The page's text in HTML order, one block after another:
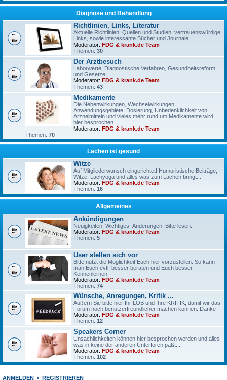
Diagnose und Behandlung
Richtlinien, Links, Literatur
Aktuelle Richtlinien, Quellen und Studien, vertrauenswürdige
Links, sowie interessante Bücher und Journale
Moderator: FDG & krank.de Team
Themen: 30
Der Arztbesuch
Laborwerte, Diagnostische Verfahren, Gesundheitsreform
und Gesetze
Moderator: FDG & krank.de Team
Themen: 43
Medikamente
Die Nebenwirkungen, Wechselwirkungen,
Anwendungsgebiete, Dosierung, Unbedenklichkeit von
Arzneimitteln und vieles mehr rund um Medikamente wird
hier besprochen...
Moderator: FDG & krank.de Team
Themen: 70
Lachen ist gesund
Witze
Auf Mitgliederwunsch eingerichtet! Humoristische Beiträge,
Witze, Lachyoga und alles was zum Lachen bringt...
Moderator: FDG & krank.de Team
Themen: 16
Allgemeines
Ankündigungen
Neuigkeiten, Wichtiges, Änderungen. Bitte lesen.
Moderator: FDG & krank.de Team
Themen: 5
User stellen sich vor
Bitte nutzt die Möglichkeit Euch hier vorzustellen. So kann
man Euch evtl. besser beraten und Euch besser
Kennenlernen.
Moderator: FDG & krank.de Team
Themen: 74
Wünsche, Anregungen, Kritik ...
Äußern Sie bitte hier Ihr LOB und Ihre KRITIK, damit wir das
Forum noch benutzerfreundlicher machen können. Danke !
Moderator: FDG & krank.de Team
Themen: 12
Speakers Corner
Unsachlichkeiten können hier besprochen werden und alles
was in keine der anderen Unterforen paßt...
Moderator: FDG & krank.de Team
Themen: 102
ANMELDEN • REGISTRIEREN